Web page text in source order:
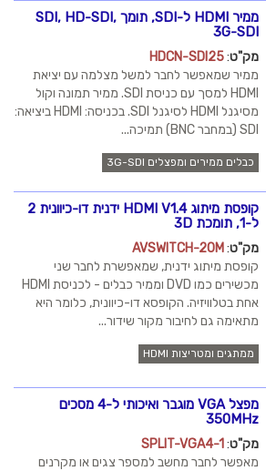
ממיר HDMI ל-SDI, תומך SDI, HD-SDI,
3G-SDI
מק"ט:
HDCN-SDI25
ממיר שמאפשר לחבר למשל מצלמה עם יציאת
HDMI למסך עם כניסת SDI. ממיר תמונה וקול
מסיגנל HDMI לסיגנל SDI. בכניסה: HDMI ביציאה:
SDI (במחבר BNC) תמיכה...
כבלים ממירים ומפצלים 3G-SDI
קופסת מיתוג HDMI V1.4 ידנית דו-כיוונית 2
ל-1, תומכת 3D
מק"ט:
AVSWITCH-20M
קופסת מיתוג ידנית, שמאפשרת לחבר שני
מכשירים כמו DVD וממיר כבלים - לכניסת HDMI
אחת בטלוויזיה. הקופסא דו-כיוונית, כלומר היא
מתאימה גם לחיבור מקור שידור...
ממתגים ומטריצות HDMI
מפצל VGA מוגבר ואיכותי ל-4 מסכים
350MHz
מק"ט:
SPLIT-VGA4-1
מאפשר לחבר מחשב למספר צגים או מקרנים